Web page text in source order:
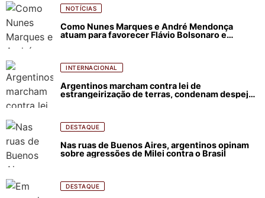
NOTÍCIAS
Como Nunes Marques e André Mendonça
atuam para favorecer Flávio Bolsonaro e
INTERNACIONAL
Argentinos marcham contra lei de
estrangeirização de terras, condenam despejos
DESTAQUE
Nas ruas de Buenos Aires, argentinos opinam
sobre agressões de Milei contra o Brasil
DESTAQUE